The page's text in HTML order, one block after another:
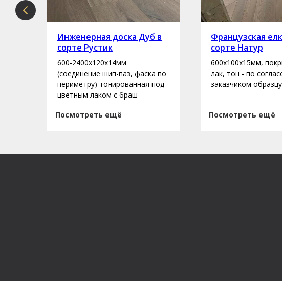
Инженерная доска Дуб в
сорте Рустик
600-2400х120х14мм
(соединение шип-паз, фаска по
периметру) тонированная под
цветным лаком с браш
Посмотреть ещё
Французская
сорте Натур
600х100х15мм,
лак, тон - по
заказчиком образцу
Посмотреть ещё